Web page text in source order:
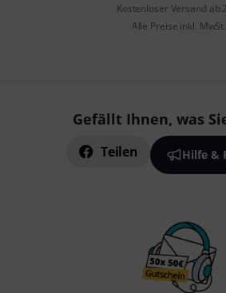
Kostenloser Versand ab
Alle Preise inkl. MwSt.
Gefällt Ihnen, was
Teilen Hilfe &